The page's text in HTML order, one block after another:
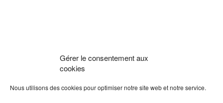
Gérer le consentement aux
cookies
Nous utilisons des cookies pour optimiser notre site web et notre service.